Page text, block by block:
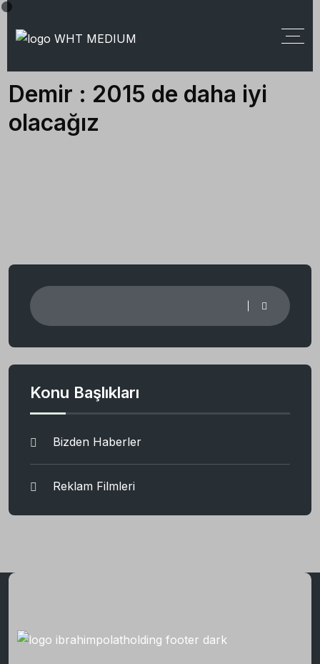
Demir : 2015 de daha iyi
olacağız
Konu Başlıkları
Bizden Haberler
Reklam Filmleri